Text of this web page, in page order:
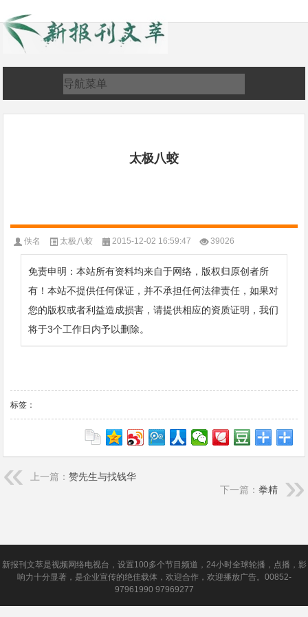
太极八蛟
佚名 太极八蛟 2015-12-02 16:59:47 39026
免责申明：本站所有资料均来自于网络，版权归原创者所
有！本站不提供任何保证，并不承担任何法律责任，如果对
您的版权或者利益造成损害，请提供相应的资质证明，我们
将于3个工作日内予以删除。
标签：
上一篇：赞先生与找钱华
下一篇： 拳精
新报刊文萃是视频网络电视台，设置100多个节目频道，24小时全球轮播，点播，影
响力十分显著，是企业宣传的绝佳载体，欢迎合作，欢迎播放广告。00852-
97961990 97969277